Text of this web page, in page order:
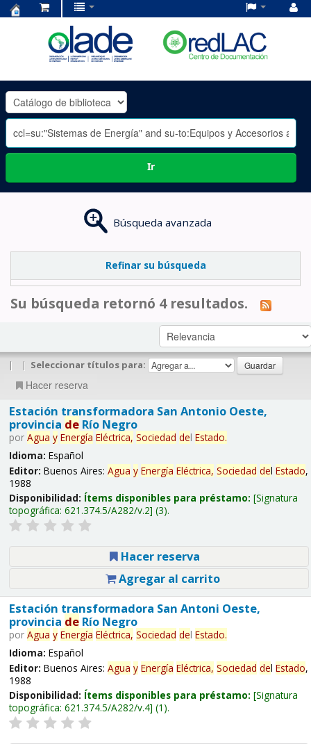
OLADE
-
Ir
Búsqueda avanzada
Refinar su búsqueda
Su búsqueda retornó 4 resultados.
| | Seleccionar títulos para:
Hacer reserva
Estación transformadora San Antonio Oeste,
provincia deRío Negro
por Agua y Energía Eléctrica, Sociedad del Estado.
Idioma: Español
Editor: Buenos Aires: Agua y Energía Eléctrica, Sociedad del Estado,
1988
Disponibilidad: Ítems disponibles para préstamo: Signatura
topográfica: 621.374.5/A282/v.2 (3).
Hacer reserva
Agregar al carrito
Estación transformadora San Antoni Oeste,
provincia deRío Negro
por Agua y Energía Eléctrica, Sociedad del Estado.
Idioma: Español
Editor: Buenos Aires: Agua y Energía Eléctrica, Sociedad del Estado,
1988
Disponibilidad: Ítems disponibles para préstamo: Signatura
topográfica: 621.374.5/A282/v.4 (1).